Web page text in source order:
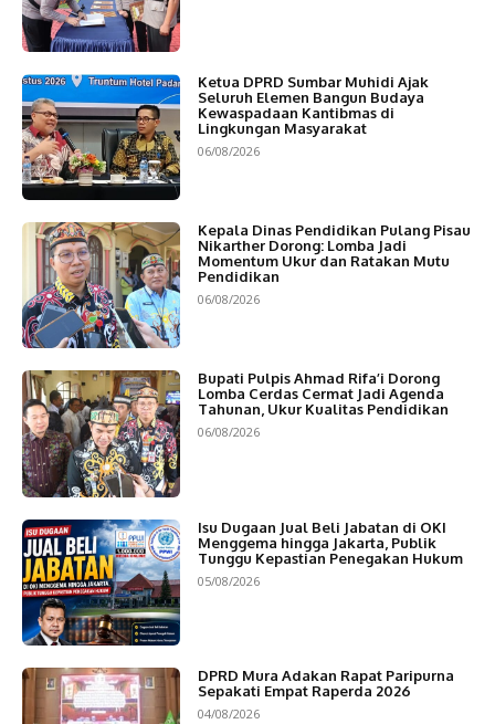
Ketua DPRD Sumbar Muhidi Ajak
Seluruh Elemen Bangun Budaya
Kewaspadaan Kantibmas di
Lingkungan Masyarakat
06/08/2026
Kepala Dinas Pendidikan Pulang Pisau
Nikarther Dorong: Lomba Jadi
Momentum Ukur dan Ratakan Mutu
Pendidikan
06/08/2026
Bupati Pulpis Ahmad Rifa’i Dorong
Lomba Cerdas Cermat Jadi Agenda
Tahunan, Ukur Kualitas Pendidikan
06/08/2026
Isu Dugaan Jual Beli Jabatan di OKI
Menggema hingga Jakarta, Publik
Tunggu Kepastian Penegakan Hukum
05/08/2026
DPRD Mura Adakan Rapat Paripurna
Sepakati Empat Raperda 2026
04/08/2026